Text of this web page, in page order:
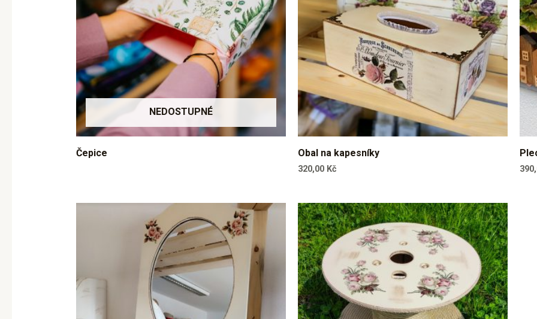
NEDOSTUPNÉ
Čepice Obal na kapesníky
320,00 Kč